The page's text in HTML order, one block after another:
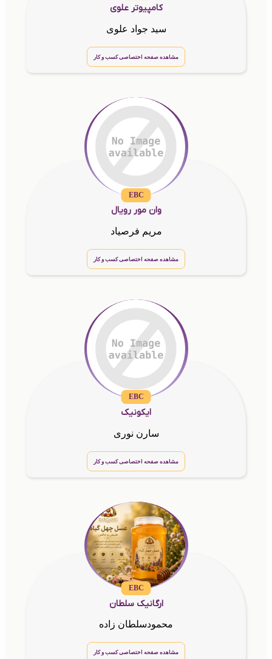
کامپیوتر علوی
سید جواد علوی
مشاهده صفحه اختصاصی کسب و کار
EBC
وان مور رویال
مریم فرصیاد
مشاهده صفحه اختصاصی کسب و کار
EBC
ایکونیک
سارن نوری
مشاهده صفحه اختصاصی کسب و کار
EBC
ارگانیک سلطان
محمودسلطان زاده
مشاهده صفحه اختصاصی کسب و کار